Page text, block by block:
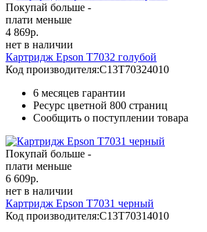
Покупай больше -
плати меньше
4 869р.
нет в наличии
Картридж Epson T7032 голубой
Код производителя:C13T70324010
6 месяцев гарантии
Ресурс цветной 800 страниц
Сообщить о поступлении товара
Покупай больше -
плати меньше
6 609р.
нет в наличии
Картридж Epson T7031 черный
Код производителя:C13T70314010